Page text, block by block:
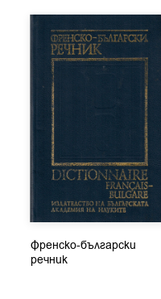
Френско-български
речник